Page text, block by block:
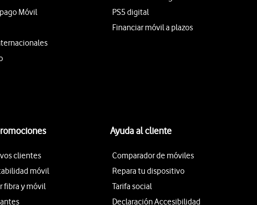
Móvil
PS5 digital
Financiar móvil a plazos
clientes
móvil
fibra y móvil
Ayuda al cliente
Comparador de móviles
Repara tu dispositivo
Tarifa social
Declaración Accesibilidad